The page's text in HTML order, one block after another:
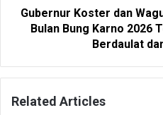
Gubernur Koster dan
Bulan Bung Karno 2026
Berdaulat
Related Articles